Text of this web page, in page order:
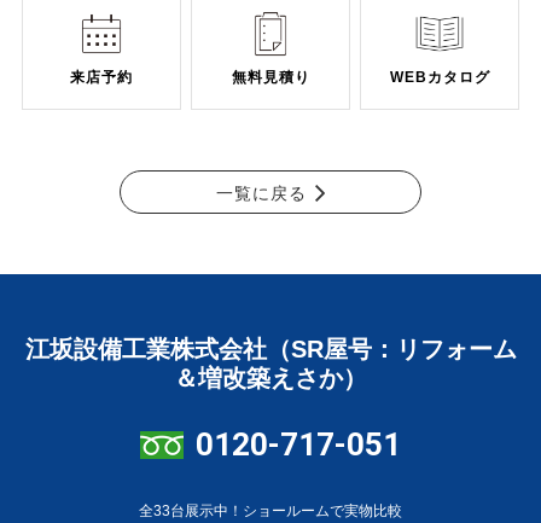
来店予約 無料見積り WEBカタログ
一覧に戻る
江坂設備工業株式会社（SR屋号：リフォーム
＆増改築えさか）
0120-717-051
全33台展示中！ショールームで実物比較